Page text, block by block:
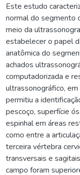
Este estudo
normal do segmento
meio da
estabelecer o papel
anatômica do
achados
computadorizada e
ultrassonográfico,
permitiu a
pescoço, superfície
espinhal em áreas
como entre a
terceira vértebra
transversais e
campo foram